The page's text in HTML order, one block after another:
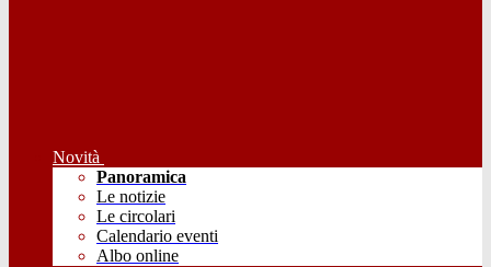
Novità
Panoramica
Le notizie
Le circolari
Calendario eventi
Albo online